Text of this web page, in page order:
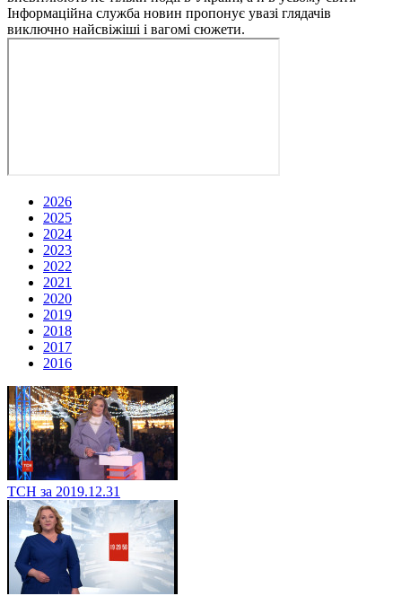
Інформаційна служба новин пропонує увазі глядачів
виключно найсвіжіші і вагомі сюжети.
2026
2025
2024
2023
2022
2021
2020
2019
2018
2017
2016
ТСН за 2019.12.31